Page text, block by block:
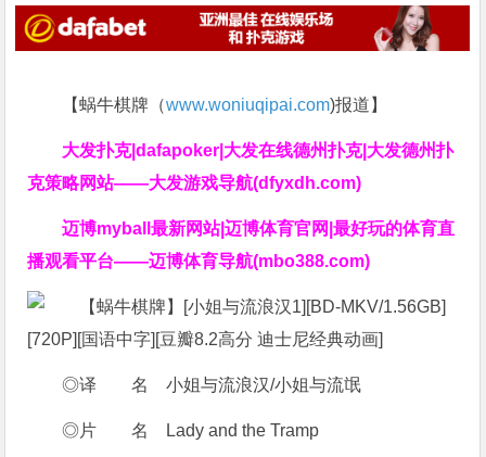
【蜗牛棋牌（www.woniuqipai.com)报道】
大发扑克|dafapoker|大发在线德州扑克|大发德州扑
克策略网站——大发游戏导航(dfyxdh.com)
迈博myball最新网站|迈博体育官网|最好玩的体育直
播观看平台——迈博体育导航(mbo388.com)
◎译 名 小姐与流浪汉/小姐与流氓
◎片 名 Lady and the Tramp